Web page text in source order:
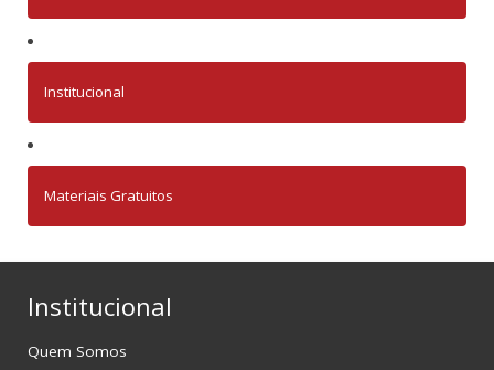
Institucional
Materiais Gratuitos
Institucional
Quem Somos